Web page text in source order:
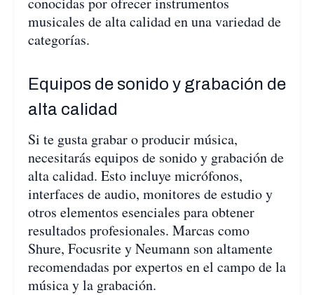
musicales de alta calidad en una variedad de
categorías.
Equipos de sonido y grabación de
alta calidad
Si te gusta grabar o producir música,
necesitarás equipos de sonido y grabación de
alta calidad. Esto incluye micrófonos,
interfaces de audio, monitores de estudio y
otros elementos esenciales para obtener
resultados profesionales. Marcas como
Shure, Focusrite y Neumann son altamente
recomendadas por expertos en el campo de la
música y la grabación.